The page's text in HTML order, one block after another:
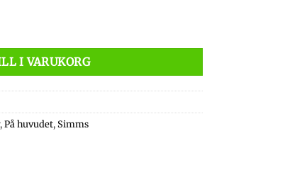
I VARUKORG
,På huvudet,Simms